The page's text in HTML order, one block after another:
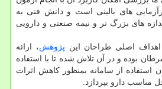
های بالینی است و دانش فنی به
های بزرگ تر و نیمه صنعتی و دارویی
اصلی طراحان این پژوهش، ارائه
بوده و در آن تلاش شده تا با استفاده
استفاده از سامانه بمنظور كاهش اثرات
مناسب دارو بپردازد.